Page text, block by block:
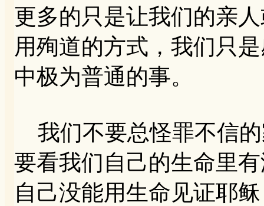
更多的只是让我们的亲
用殉道的方式，我们只
中极为普通的事。
我们不要总怪罪不信
要看我们自己的生命里
自己没能用生命见证耶